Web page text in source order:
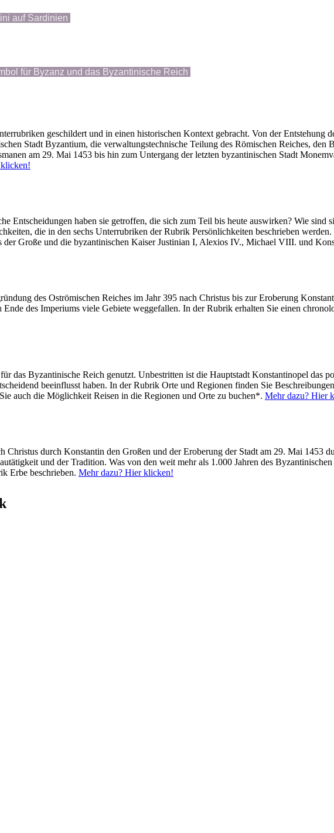
auf Sardinien
für Byzanz und das Byzantinische Reich
geschildert und in einen historischen Kontext gebracht. Von der Entstehung
Stadt Byzantium, die verwaltungstechnische Teilung des Römischen Reiches,
am 29. Mai 1453 bis hin zum Untergang der letzten byzantinischen Stadt
Entscheidungen haben sie getroffen, die sich zum Teil bis heute auswirken? Wie
die in den sechs Unterrubriken der Rubrik Persönlichkeiten beschrieben
der Große und die byzantinischen Kaiser Justinian I, Alexios IV., Michael VIII. und
des Oströmischen Reiches im Jahr 395 nach Christus bis zur Eroberung
des Imperiums viele Gebiete weggefallen. In der Rubrik erhalten Sie einen
das Byzantinische Reich genutzt. Unbestritten ist die Hauptstadt Konstantinopel das
beeinflusst haben. In der Rubrik Orte und Regionen finden Sie
auch die Möglichkeit Reisen in die Regionen und Orte zu buchen*. Mehr dazu? Hier
durch Konstantin den Großen und der Eroberung der Stadt am 29. Mai 1453
und der Tradition. Was von den weit mehr als 1.000 Jahren des
Erbe beschrieben. Mehr dazu? Hier klicken!